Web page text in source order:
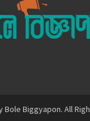
Bole Biggyapon. All